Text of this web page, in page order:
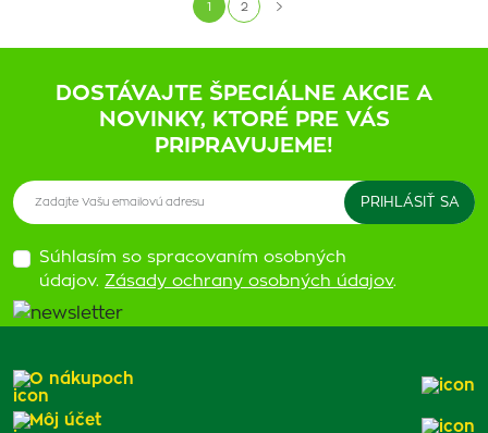
1 2
DOSTÁVAJTE ŠPECIÁLNE AKCIE A
NOVINKY, KTORÉ PRE VÁS
PRIPRAVUJEME!
Súhlasím so spracovaním osobných
údajov. Zásady ochrany osobných údajov.
O nákupoch
Môj účet